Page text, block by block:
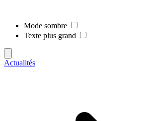
Mode sombre
Texte plus grand
Actualités